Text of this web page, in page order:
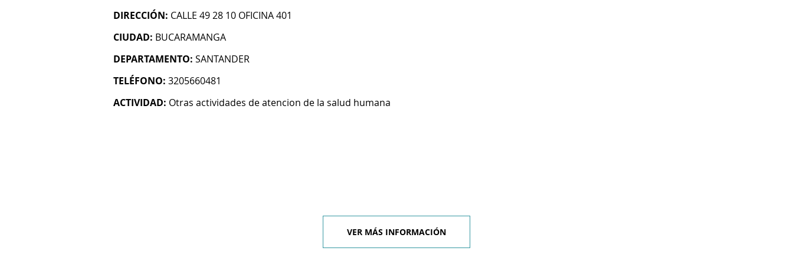
DIRECCIÓN: CALLE 49 28 10 OFICINA 401
CIUDAD: BUCARAMANGA
DEPARTAMENTO: SANTANDER
TELÉFONO: 3205660481
ACTIVIDAD: Otras actividades de atencion de la salud humana
VER MÁS INFORMACIÓN